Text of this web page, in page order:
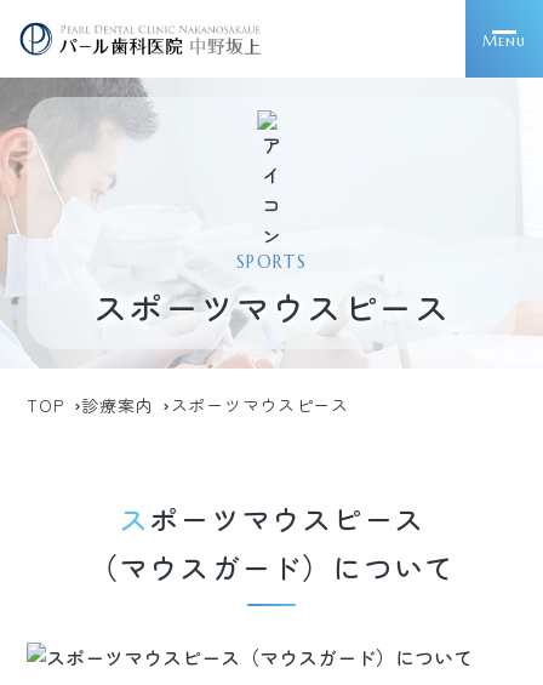
Menu
SPORTS
スポーツマウスピース
TOP 診療案内 スポーツマウスピース
スポーツマウスピース
（マウスガード）について